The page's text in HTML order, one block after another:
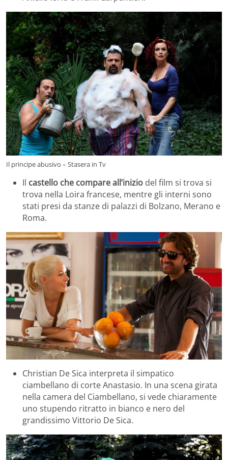
Il principe abusivo – Stasera in Tv
Il castello che compare all’inizio del film si trova si
trova nella Loira francese, mentre gli interni sono
stati presi da stanze di palazzi di Bolzano, Merano e
Roma.
Christian De Sica interpreta il simpatico
ciambellano di corte Anastasio. In una scena girata
nella camera del Ciambellano, si vede chiaramente
uno stupendo ritratto in bianco e nero del
grandissimo Vittorio De Sica.